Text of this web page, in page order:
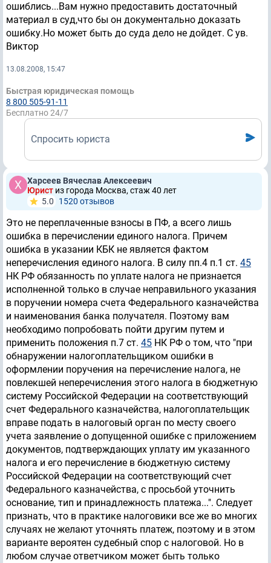
ошиблись...Вам нужно предоставить достаточный
материал в суд,что бы он документально доказать
ошибку.Но может быть до суда дело не дойдет. С ув.
Виктор
13.08.2008, 15:47
Быстрая юридическая помощь
8 800 505-91-11
Бесплатно 24/7
Спросить юриста
Харсеев Вячеслав Алексеевич
Юрист из города Москва, стаж 40 лет
5.0
1520 отзывов
Это не переплаченные взносы в ПФ, а всего лишь
ошибка в перечислении единого налога. Причем
ошибка в указании КБК не является фактом
неперечисления единого налога. В силу пп.4 п.1 ст. 45
НК РФ обязанность по уплате налога не признается
исполненной только в случае неправильного указания
в поручении номера счета Федерального казначейства
и наименования банка получателя. Поэтому вам
необходимо попробовать пойти другим путем и
применить положения п.7 ст. 45 НК РФ о том, что "при
обнаружении налогоплательщиком ошибки в
оформлении поручения на перечисление налога, не
повлекшей неперечисления этого налога в бюджетную
систему Российской Федерации на соответствующий
счет Федерального казначейства, налогоплательщик
вправе подать в налоговый орган по месту своего
учета заявление о допущенной ошибке с приложением
документов, подтверждающих уплату им указанного
налога и его перечисление в бюджетную систему
Российской Федерации на соответствующий счет
Федерального казначейства, с просьбой уточнить
основание, тип и принадлежность платежа...". Следует
признать, что в практике налоговики все же во многих
случаях не желают уточнять платеж, поэтому и в этом
варианте вероятен судебный спор с налоговой. Но в
любом случае ответчиком может быть только